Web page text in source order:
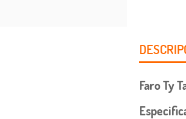
Faro Ty